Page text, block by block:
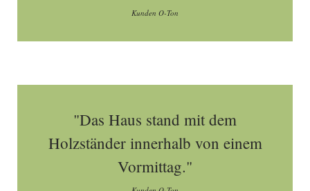
Kunden O-Ton
"Das Haus stand mit dem
Holzständer innerhalb von einem
Vormittag."